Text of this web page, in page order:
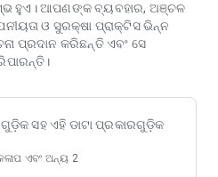
4-5 rule)
of geometric shapes
support
calculators
& compound interest)
4 times daily)
ହୁଏ। ଆପଣଙ୍କ ବ୍ୟବହାର, ଅଞ୍ଚଳ
ଓ ସୁରକ୍ଷା ପ୍ରାକ୍ଟିସ ଭିନ୍ନ
ପ୍ରଦାନ କରିଛନ୍ତି ଏବଂ ସେ
ସହ ଏହି ଡାଟା ପ୍ରକାରଗୁଡ଼ିକ
ଏବଂ ଅନ୍ୟ 2